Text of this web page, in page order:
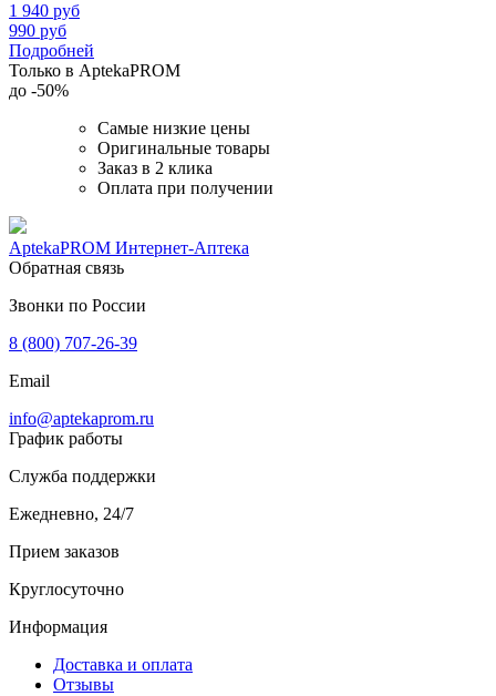
1 940 руб
990 руб
Подробней
Только в AptekaPROM
до -50%
Самые низкие цены
Оригинальные товары
Заказ в 2 клика
Оплата при получении
AptekaPROM Интернет-Аптека
Обратная связь
Звонки по России
8 (800) 707-26-39
Email
info@aptekaprom.ru
График работы
Служба поддержки
Ежедневно, 24/7
Прием заказов
Круглосуточно
Информация
Доставка и оплата
Отзывы